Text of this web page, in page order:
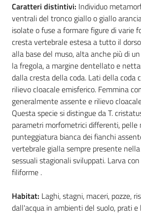
Seguici
su
Ambiente
Argomenti
Caratteri distintivi: Individuo
ventrali del tronco giallo o giallo
isolate o fuse a formare figure di varie
cresta vertebrale estesa a tutto il
alla base del muso, alta anche più di
la fregola, a margine dentellato e
dalla cresta della coda. Lati della coda
rilievo cloacale emisferico. Femmina
generalmente assente e rilievo
Questa specie si distingue da T.
parametri morfometrici differenti, pelle
punteggiatura bianca dei fianchi
vertebrale gialla sempre presente
sessuali stagionali sviluppati. Larva
filiforme .
Habitat: Laghi, stagni, maceri, pozze,
dall'acqua in ambienti del suolo, prati e